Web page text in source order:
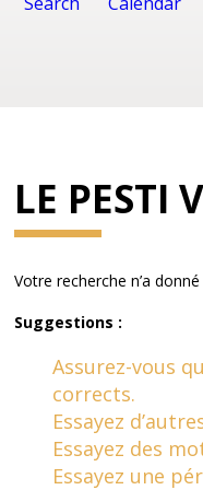
LE PESTI
Votre recherche n’a
Suggestions :
Assurez-vous
corrects.
Essayez
Essayez des
Essayez une